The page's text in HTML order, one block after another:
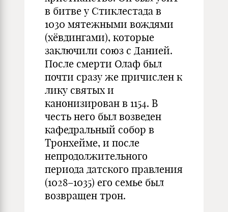
в битве у Стиклестада в
1030 мятежными вождями
(хёвдингами), которые
заключили союз с Данией.
После смерти Олаф был
почти сразу же причислен к
лику святых и
канонизирован в 1154. В
честь него был возведен
кафедральный собор в
Тронхейме, и после
непродолжительного
периода датского правления
(1028–1035) его семье был
возвращен трон.